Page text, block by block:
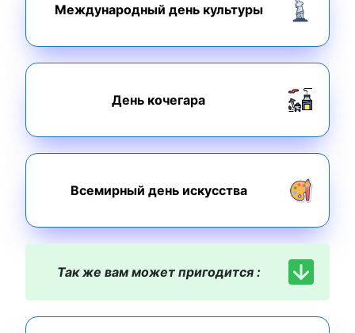
Международный день культуры
День кочегара
Всемирный день искусства
Так же вам может пригодится :